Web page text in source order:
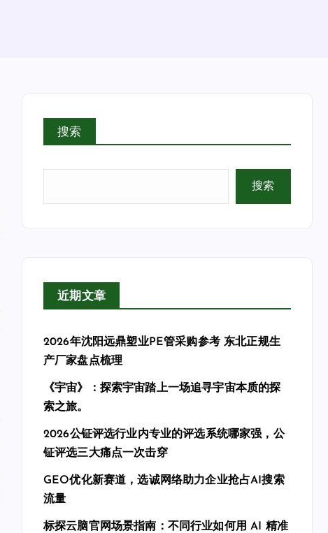
搜索
搜索
近期文章
2026年沈阳远鼎塑业PE管采购参考 东北正规生
产厂家盘点梳理
《宇宙》：探索宇宙踏上一场追寻宇宙本质的探
索之旅。
2026公钲评选行业内专业的评选系统哪家强，公
钲评选三大痛点一次击穿
GEO优化新赛道，选诚网络助力企业抢占AI搜索
流量
标探云脑官网场景指南：不同行业如何用 AI 精准